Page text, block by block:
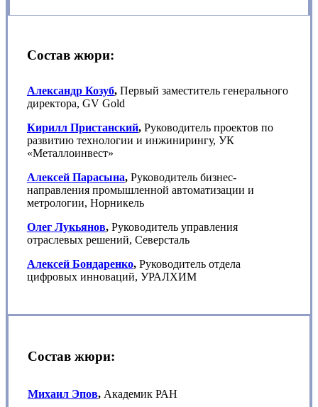
Состав жюри:
Александр Козуб,Первый заместитель генерального
директора, GV Gold
Кирилл Пристанский,Руководитель проектов по
развитию технологии и инжинирингу, УК
«Металлоинвест»
Алексей Парасына,Руководитель бизнес-
направления промышленной автоматизации и
метрологии, Норникель
Олег Лукьянов,Руководитель управления
отраслевых решений, Северсталь
Алексей Бондаренко,Руководитель отдела
цифровых инноваций, УРАЛХИМ
Состав жюри:
Михаил Эпов,Академик РАН